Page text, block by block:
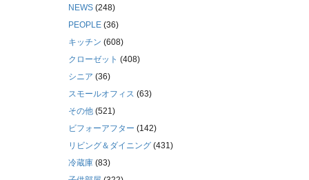
NEWS (248)
PEOPLE (36)
キッチン (608)
クローゼット (408)
シニア (36)
スモールオフィス (63)
その他 (521)
ビフォーアフター (142)
リビング＆ダイニング (431)
冷蔵庫 (83)